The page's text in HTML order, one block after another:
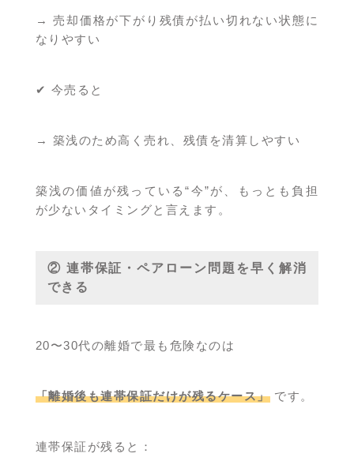
→ 売却価格が下がり残債が払い切れない状態に
なりやすい
✔ 今売ると
→ 築浅のため高く売れ、残債を清算しやすい
築浅の価値が残っている“今”が、もっとも負担
が少ないタイミングと言えます。
② 連帯保証・ペアローン問題を早く解消
できる
20〜30代の離婚で最も危険なのは
「離婚後も連帯保証だけが残るケース」です。
連帯保証が残ると：